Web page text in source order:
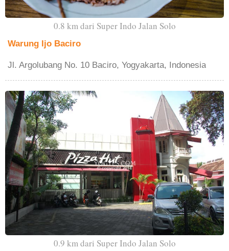
0.8 km dari Super Indo Jalan Solo
Warung Ijo Baciro
Jl. Argolubang No. 10 Baciro, Yogyakarta, Indonesia
0.9 km dari Super Indo Jalan Solo